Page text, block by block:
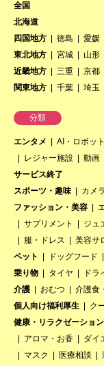
全国
北海道
四国地方
徳島 愛媛
東北地方
宮城 山形
近畿地方
三重 京都
関東地方
千葉 埼玉
分類
エンタメ AI・ロボット
レジャー施設
動画
サービス終了
スポーツ・趣味
カメラ
ファッション・美容
サプリメント
ジュ
服・ドレス
美容サ
ペット
ドッグフード
乗り物
タイヤ ドラ
介護
おむつ
介護食
個人向け福利厚生
ク
健康・リラクゼーション
アロマ・お香
ダイ
マスク
医療相談